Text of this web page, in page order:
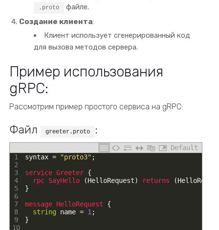
.proto
файле.
Создание клиента:
Клиент использует сгенерированный код
для вызова методов сервера.
Пример использования
gRPC:
Рассмотрим пример простого сервиса на gRPC:
Файл greeter.proto :
Default
1
2
3
4
5
6
7
8
9
10
syntax = "proto3" ;
service Greeter {
rpc SayHello (HelloRequest) returns (
}
message HelloRequest
{
string name = 1 ;
}